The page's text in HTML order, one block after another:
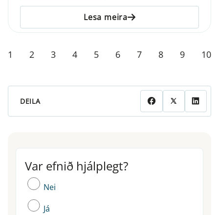
Lesa meira
1 2 3 4 5 6 7 8 9 10
DEILA
Var efnið hjálplegt?
Var efnið hjálplegt?
Nei
Já